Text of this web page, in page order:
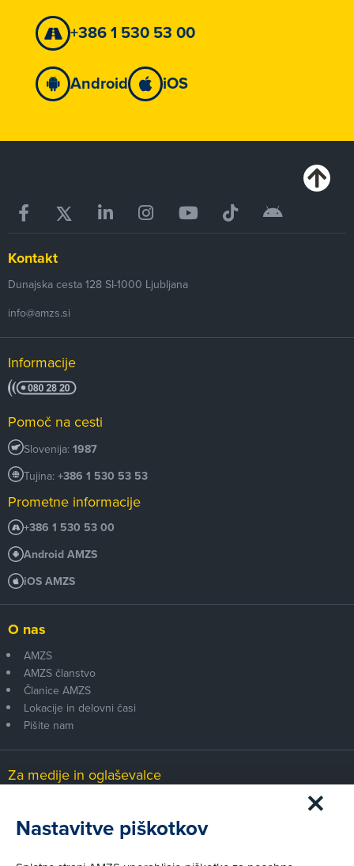
+386 1 530 53 00
Android iOS
Kontakt
Dunajska cesta 128 SI-1000 Ljubljana
info@amzs.si
Informacije
Pomoč na cesti
Slovenija: 1987
Tujina: +386 1 530 53 53
Prometne informacije
+386 1 530 53 00
Android AMZS
iOS AMZS
O nas
AMZS
AMZS članstvo
Članice AMZS
Lokacije in delovni časi
Pišite nam
Za medije in oglaševalce
Nastavitve piškotkov